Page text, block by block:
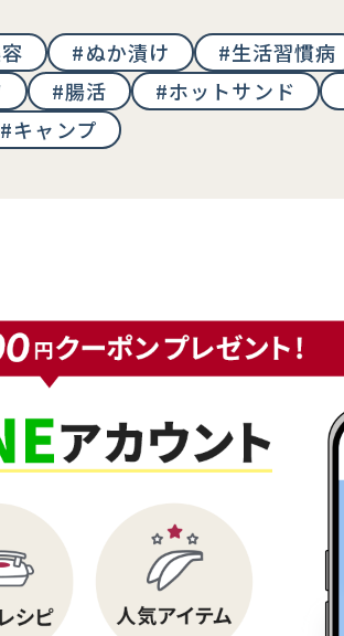
#ぬか漬け #生活習慣病
#腸活 #ホットサンド
#キャンプ